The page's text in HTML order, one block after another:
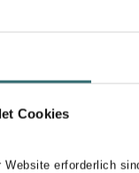
Cookies
erforderlich